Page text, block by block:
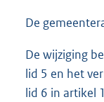
De
De wijziging
lid 5 en het
lid 6 in artikel